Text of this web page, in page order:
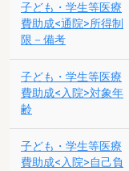
子ども・学生等医療
費助成<通院>所得制
限－備考
子ども・学生等医療
費助成<入院>対象年
齢
子ども・学生等医療
費助成<入院>自己負